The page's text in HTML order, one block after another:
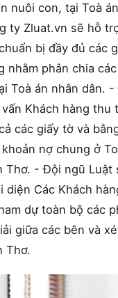
nuôi con, tại Toà
ty Zluat.vn sẽ hỗ
bị đầy đủ các
nhằm phân chia
Toà án nhân dân.
Khách hàng thu
các giấy tờ và
nợ chung ở
Thơ. - Đội ngũ Luật
diện Các Khách
dự toàn bộ các
giữa các bên và
Thơ.